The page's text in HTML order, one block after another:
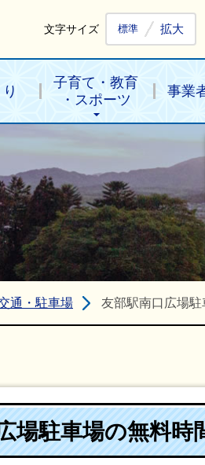
文字サイズ 標準 拡大
子育て・教育
・スポーツ
事業
通・駐車場 友部駅南口広場駐
場駐車場の無料時